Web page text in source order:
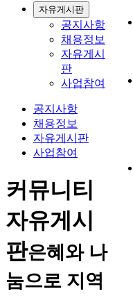
자유게시판
공지사항
채용정보
자유게시
판
사업참여
공지사항
채용정보
자유게시판
사업참여
커뮤니티
자유게시
판은혜와 나
눔으로 지역